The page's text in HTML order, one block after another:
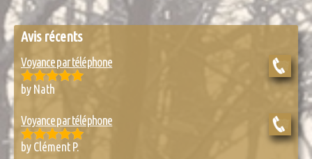
Avis récents
Voyance par téléphone
Rated5
by Nath
Voyance par téléphone
Rated5out
by Clément P.